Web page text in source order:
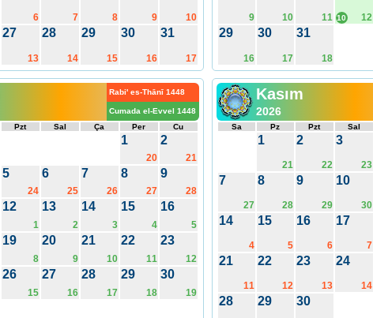
6 7 8 9 10
27
13
28
14
29
15
30
16
31
17
9 10 11 12
10
29
16
30
17
31
18
Rabi' es-Thānī 1448
Cumada el-Evvel 1448
Pzt Sal Ça Per Cu
1
20
2
21
5
24
6
25
7
26
8
27
9
28
12
1
13
2
14
3
15
4
16
5
19
8
20
9
21
10
22
11
23
12
26
15
27
16
28
17
29
18
30
19
Kasım
2026
Sa
Pz Pzt Sal
1
21
2
22
3
23
7
27
8
28
9
29
10
30
14
4
15
5
16
6
17
7
21
11
22
12
23
13
24
14
28 29 30